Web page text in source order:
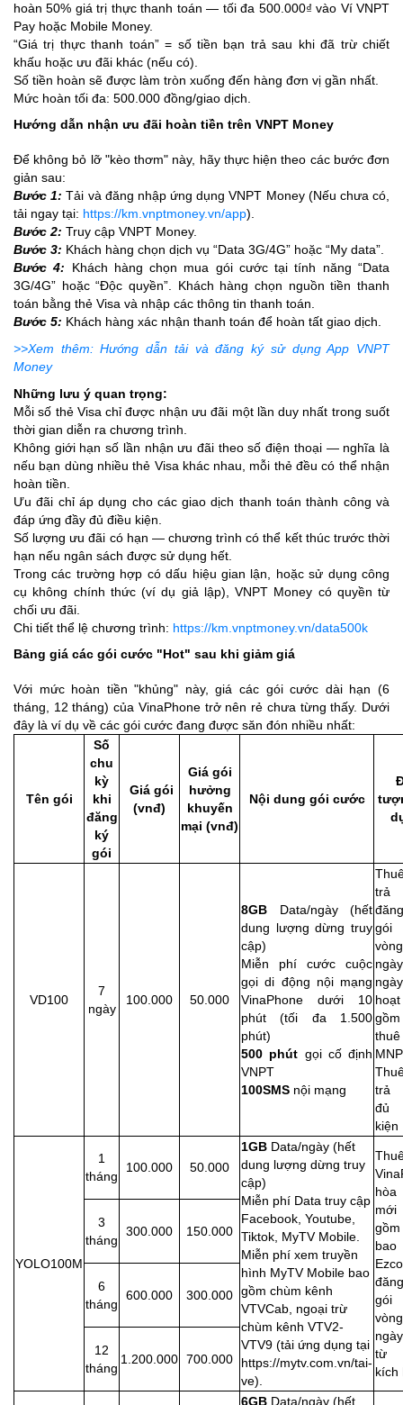
hoàn 50% giá trị thực thanh toán — tối đa 500.000₫ vào Ví VNPT
Pay hoặc Mobile Money.
“Giá trị thực thanh toán” = số tiền bạn trả sau khi đã trừ chiết
khấu hoặc ưu đãi khác (nếu có).
Số tiền hoàn sẽ được làm tròn xuống đến hàng đơn vị gần nhất.
Mức hoàn tối đa: 500.000 đồng/giao dịch.
Hướng dẫn nhận ưu đãi hoàn tiền trên VNPT Money
Để không bỏ lỡ "kèo thơm" này, hãy thực hiện theo các bước đơn
giản sau:
Bước 1: Tải và đăng nhập ứng dụng VNPT Money (Nếu chưa có,
tải ngay tại: https://km.vnptmoney.vn/app).
Bước 2: Truy cập VNPT Money.
Bước 3: Khách hàng chọn dịch vụ “Data 3G/4G” hoặc “My data”.
Bước 4: Khách hàng chọn mua gói cước tại tính năng “Data
3G/4G” hoặc “Độc quyền”. Khách hàng chọn nguồn tiền thanh
toán bằng thẻ Visa và nhập các thông tin thanh toán.
Bước 5: Khách hàng xác nhận thanh toán để hoàn tất giao dịch.
>>Xem thêm: Hướng dẫn tải và đăng ký sử dụng App VNPT
Money
Những lưu ý quan trọng:
Mỗi số thẻ Visa chỉ được nhận ưu đãi một lần duy nhất trong suốt
thời gian diễn ra chương trình.
Không giới hạn số lần nhận ưu đãi theo số điện thoại — nghĩa là
nếu bạn dùng nhiều thẻ Visa khác nhau, mỗi thẻ đều có thể nhận
hoàn tiền.
Ưu đãi chỉ áp dụng cho các giao dịch thanh toán thành công và
đáp ứng đầy đủ điều kiện.
Số lượng ưu đãi có hạn — chương trình có thể kết thúc trước thời
hạn nếu ngân sách được sử dụng hết.
Trong các trường hợp có dấu hiệu gian lận, hoặc sử dụng công
cụ không chính thức (ví dụ giả lập), VNPT Money có quyền từ
chối ưu đãi.
Chi tiết thể lệ chương trình: https://km.vnptmoney.vn/data500k
Bảng giá các gói cước "Hot" sau khi giảm giá
Với mức hoàn tiền "khủng" này, giá các gói cước dài hạn (6
tháng, 12 tháng) của VinaPhone trở nên rẻ chưa từng thấy. Dưới
đây là ví dụ về các gói cước đang được săn đón nhiều nhất:
Tên gói
Số
chu
kỳ
khi
đăng
ký
gói
Giá gói
(vnđ)
Giá gói
hưởng
khuyến
mại (vnđ)
Nội dung gói cước
VD100
7
ngày
100.000 50.000
8GB Data/ngày (hết
dung lượng dừng truy
cập)
Miễn phí cước cuộc
gọi di động nội mạng
VinaPhone dưới 10
phút (tối đa 1.500
phút)
500 phút gọi cố định
VNPT
100SMS nội mạng
trả
gói
trả
đủ
kiện
YOLO100M
1
tháng
100.000 50.000
1GB Data/ngày (hết
dung lượng dừng truy
cập)
Miễn phí Data truy cập
Facebook, Youtube,
Tiktok, MyTV Mobile.
Miễn phí xem truyền
hình MyTV Mobile bao
gồm chùm kênh
VTVCab, ngoại trừ
chùm kênh VTV2-
VTV9 (tải ứng dụng tại
https://mytv.com.vn/tai-
ve).
hòa
bao
gói
từ
kích
3
tháng
300.000 150.000
6
tháng
600.000 300.000
12
tháng
1.200.000 700.000
6GB Data/ngày (hết